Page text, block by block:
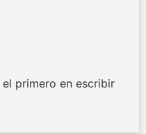
primero en escribir